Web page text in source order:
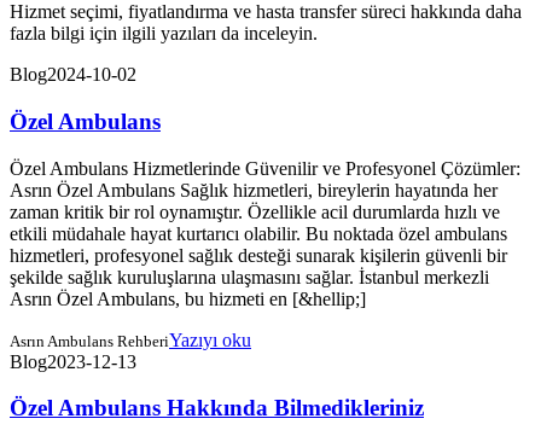
Hizmet seçimi, fiyatlandırma ve hasta transfer süreci hakkında daha
fazla bilgi için ilgili yazıları da inceleyin.
Blog2024-10-02
Özel Ambulans
Özel Ambulans Hizmetlerinde Güvenilir ve Profesyonel Çözümler:
Asrın Özel Ambulans Sağlık hizmetleri, bireylerin hayatında her
zaman kritik bir rol oynamıştır. Özellikle acil durumlarda hızlı ve
etkili müdahale hayat kurtarıcı olabilir. Bu noktada özel ambulans
hizmetleri, profesyonel sağlık desteği sunarak kişilerin güvenli bir
şekilde sağlık kuruluşlarına ulaşmasını sağlar. İstanbul merkezli
Asrın Özel Ambulans, bu hizmeti en [&hellip;]
Asrın Ambulans RehberiYazıyı oku
Blog2023-12-13
Özel Ambulans Hakkında Bilmedikleriniz